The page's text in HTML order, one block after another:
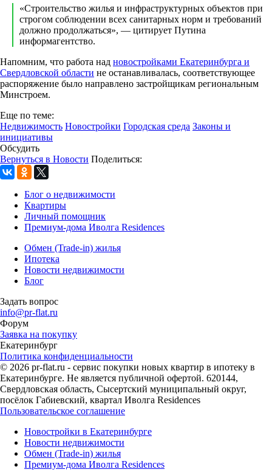
«Строительство жилья и инфраструктурных объектов при
строгом соблюдении всех санитарных норм и требований
должно продолжаться», — цитирует Путина
информагентство.
Напомним, что работа над новостройками Екатеринбурга и
Свердловской области не останавливалась, соответствующее
распоряжение было направлено застройщикам региональным
Минстроем.
Еще по теме:
Недвижимость Новостройки Городская среда Законы и
инициативы
Обсудить
Вернуться в Новости Поделиться:
Блог о недвижимости
Квартиры
Личный помощник
Премиум-дома Иволга Residences
Обмен (Trade-in) жилья
Ипотека
Новости недвижимости
Блог
Задать вопрос
info@pr-flat.ru
Форум
Заявка на покупку
Екатеринбург
Политика конфиденциальности
© 2026 pr-flat.ru - сервис покупки новых квартир в ипотеку в
Екатеринбурге. Не является публичной офертой. 620144,
Свердловская область, Сысертский муниципальный округ,
посёлок Габиевский, квартал Иволга Residences
Пользовательское соглашение
Новостройки в Екатеринбурге
Новости недвижимости
Обмен (Trade-in) жилья
Премиум-дома Иволга Residences